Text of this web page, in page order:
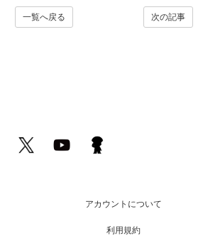
次の記事
一覧へ戻る
アカウントについて
利用規約